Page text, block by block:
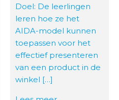
Doel: De leerlingen
leren hoe ze het
AIDA-model kunnen
toepassen voor het
effectief presenteren
van een product in de
winkel […]